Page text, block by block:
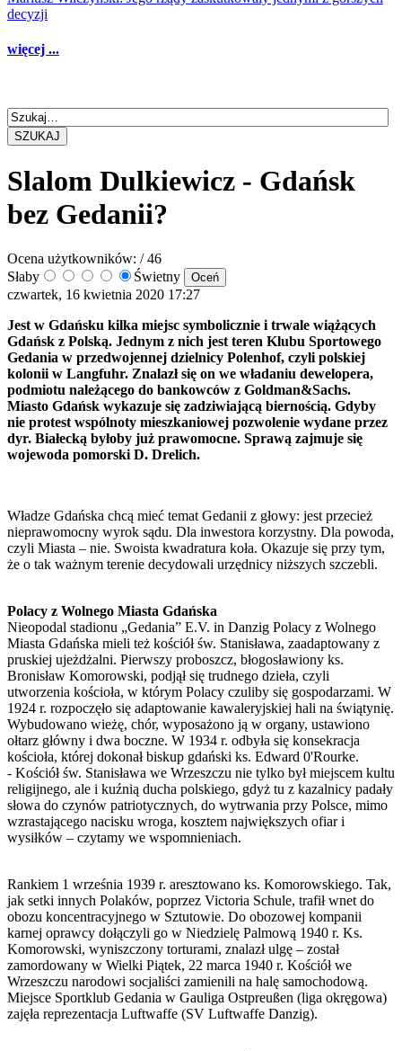
decyzji
więcej ...
SZUKAJ
Slalom Dulkiewicz - Gdańsk
bez Gedanii?
Ocena użytkowników: / 46
Słaby
Świetny
czwartek, 16 kwietnia 2020 17:27
Jest w Gdańsku kilka miejsc symbolicznie i trwale wiążących
Gdańsk z Polską. Jednym z nich jest teren Klubu Sportowego
Gedania w przedwojennej dzielnicy Polenhof, czyli polskiej
kolonii w Langfuhr. Znalazł się on we władaniu dewelopera,
podmiotu należącego do bankowców z Goldman&Sachs.
Miasto Gdańsk wykazuje się zadziwiającą biernością. Gdyby
nie protest wspólnoty mieszkaniowej pozwolenie wydane przez
dyr. Białecką byłoby już prawomocne. Sprawą zajmuje się
wojewoda pomorski D. Drelich.
Władze Gdańska chcą mieć temat Gedanii z głowy: jest przecież
nieprawomocny wyrok sądu. Dla inwestora korzystny. Dla powoda,
czyli Miasta – nie. Swoista kwadratura koła. Okazuje się przy tym,
że o tak ważnym terenie decydowali urzędnicy niższych szczebli.
Polacy z Wolnego Miasta Gdańska
Nieopodal stadionu „Gedania” E.V. in Danzig Polacy z Wolnego
Miasta Gdańska mieli też kościół św. Stanisława, zaadaptowany z
pruskiej ujeżdżalni. Pierwszy proboszcz, błogosławiony ks.
Bronisław Komorowski, podjął się trudnego dzieła, czyli
utworzenia kościoła, w którym Polacy czuliby się gospodarzami. W
1924 r. rozpoczęło się adaptowanie kawaleryjskiej hali na świątynię.
Wybudowano wieżę, chór, wyposażono ją w organy, ustawiono
ołtarz główny i dwa boczne. W 1934 r. odbyła się konsekracja
kościoła, której dokonał biskup gdański ks. Edward 0'Rourke.
- Kościół św. Stanisława we Wrzeszczu nie tylko był miejscem kultu
religijnego, ale i kuźnią ducha polskiego, gdyż tu z kazalnicy padały
słowa do czynów patriotycznych, do wytrwania przy Polsce, mimo
wzrastającego nacisku wroga, kosztem największych ofiar i
wysiłków – czytamy we wspomnieniach.
Rankiem 1 września 1939 r. aresztowano ks. Komorowskiego. Tak,
jak setki innych Polaków, poprzez Victoria Schule, trafił wnet do
obozu koncentracyjnego w Sztutowie. Do obozowej kompanii
karnej oprawcy dołączyli go w Niedzielę Palmową 1940 r. Ks.
Komorowski, wyniszczony torturami, znalazł ulgę – został
zamordowany w Wielki Piątek, 22 marca 1940 r. Kościół we
Wrzeszczu narodowi socjaliści zamienili na halę samochodową.
Miejsce Sportklub Gedania w Gauliga Ostpreußen (liga okręgowa)
zajęła reprezentacja Luftwaffe (SV Luftwaffe Danzig).